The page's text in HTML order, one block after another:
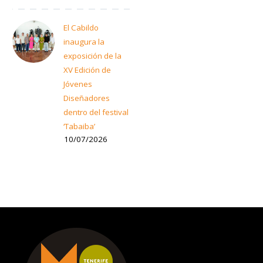
El Cabildo
inaugura la
exposición de la
XV Edición de
Jóvenes
Diseñadores
dentro del festival
‘Tabaiba’
10/07/2026